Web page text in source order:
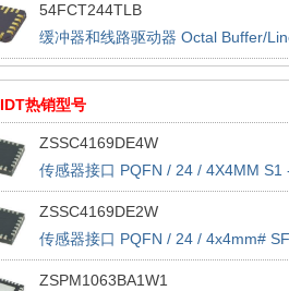
54FCT244TLB
缓冲器和线路驱动器 Octal Buffer/
Driver
IDT热销型号
ZSSC4169DE4W
传感器接口 PQFN / 24 / 4X4MM S1
TAPE&REEL - 7"
ZSSC4169DE2W
传感器接口 PQFN / 24 / 4x4mm#
tape&reel - 7"
ZSPM1063BA1W1